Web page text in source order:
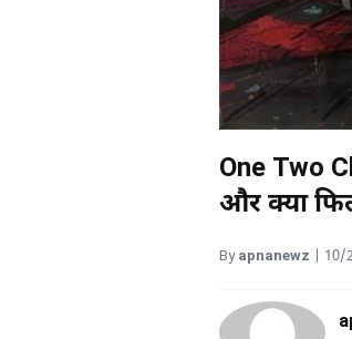
One Two
और क्या
Byapnanewz 10/